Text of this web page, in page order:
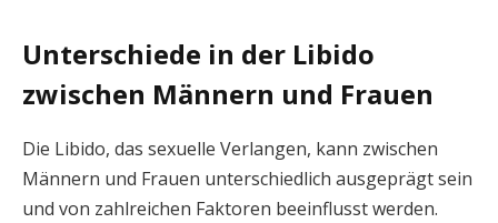
Unterschiede in der Libido
zwischen Männern und Frauen
Die Libido, das sexuelle Verlangen, kann zwischen
Männern und Frauen unterschiedlich ausgeprägt sein
und von zahlreichen Faktoren beeinflusst werden.